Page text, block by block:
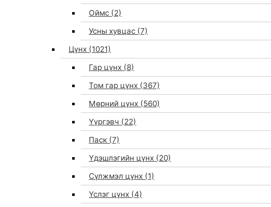
Оймс (2)
Усны хувцас (7)
Цүнх (1021)
Гар цүнх (8)
Том гар цүнх (367)
Мөрний цүнх (560)
Үүргэвч (22)
Паск (7)
Үдэшлэгийн цүнх (20)
Сүлжмэл цүнх (1)
Үслэг цүнх (4)